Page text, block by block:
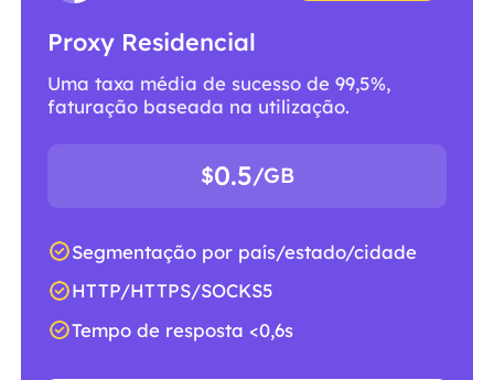
Proxy Residencial
Uma taxa média de sucesso de 99,5%,
faturação baseada na utilização.
$0.5/GB
Segmentação por país/estado/cidade
HTTP/HTTPS/SOCKS5
Tempo de resposta <0,6s